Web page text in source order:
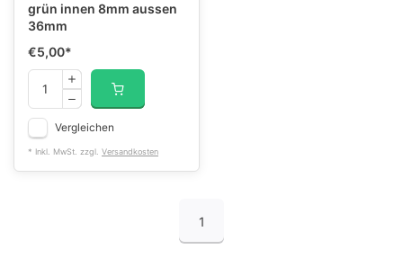
grün innen 8mm aussen
36mm
€5,00*
Vergleichen
* Inkl. MwSt. zzgl. Versandkosten
1